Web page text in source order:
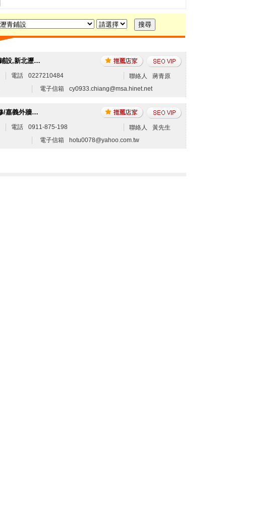
三甲瀝青柏油-瀝青鋪設,台北瀝青鋪設,新北瀝青鋪設,桃園瀝青柏油
電話 0227210484 聯絡人
蔣青原
電子信箱 cy0933.chiang@msa.hinet.net
吉晟室內裝修工程/嘉義中古屋翻修/嘉義外牆隔熱/嘉義磁磚剝落/外牆拉皮
電話 0911-875-198 聯絡人
黃先生
電子信箱 hotu0078@yahoo.com.tw